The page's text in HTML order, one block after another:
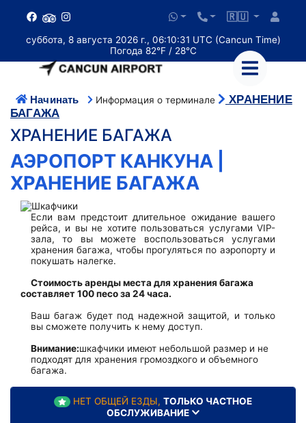
🇷🇺
суббота, 8 августа 2026 г., 06:10:32 UTC (Cancun Time)
Погода 82°F / 28°C
Начинать Информация о терминале
ХРАНЕНИЕ
БАГАЖА
ХРАНЕНИЕ БАГАЖА
АЭРОПОРТ КАНКУНА |
ХРАНЕНИЕ БАГАЖА
Если вам предстоит длительное ожидание вашего
рейса, и вы не хотите пользоваться услугами VIP-
зала, то вы можете воспользоваться услугами
хранения багажа, чтобы прогуляться по аэропорту и
покушать налегке.
Стоимость аренды места для хранения багажа
составляет 100 песо за 24 часа.
Ваш багаж будет под надежной защитой, и только
вы сможете получить к нему доступ.
Внимание:шкафчики имеют небольшой размер и не
подходят для хранения громоздкого и объемного
багажа.
НЕТ ОБЩЕЙ ЕЗДЫ, ТОЛЬКО ЧАСТНОЕ
ОБСЛУЖИВАНИЕ